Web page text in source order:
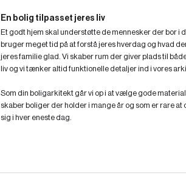
En bolig tilpasset jeres liv
Et godt hjem skal understøtte de mennesker der bor i
bruger meget tid på at forstå jeres hverdag og hvad
jeres familie glad. Vi skaber rum der giver plads til
liv og vi tænker altid funktionelle detaljer ind i vores
Som din boligarkitekt går vi op i at vælge gode
skaber boliger der holder i mange år og som er rare at
sig i hver eneste dag.